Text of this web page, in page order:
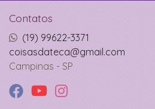
Contatos
(19) 99622-3371
coisasdateca@gmail.com
Campinas - SP